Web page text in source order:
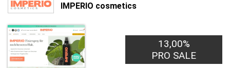
IMPERIO cosmetics
13,00%
PRO SALE